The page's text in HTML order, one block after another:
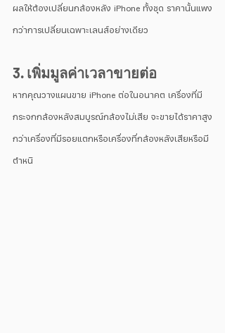
ผลให้ต้องเปลี่ยนกล้องหลัง iPhone ทั้งชุด ราคานั้นแพง
กว่าการเปลี่ยนเฉพาะเลนส์อย่างเดียว
3. เพิ่มมูลค่าเวลาขายต่อ
หากคุณวางแผนขาย iPhone ต่อในอนาคต เครื่องที่มี
กระจกกล้องหลังสมบูรณ์กล้องไม่เสีย จะขายได้ราคาสูง
กว่าเครื่องที่มีรอยแตกหรือเครื่องที่กล้องหลังเสียหรือมี
ตำหนิ